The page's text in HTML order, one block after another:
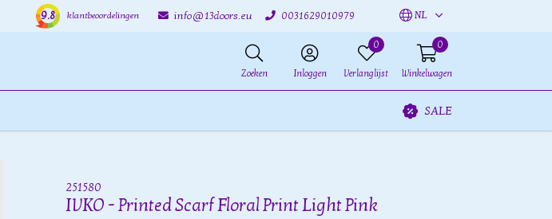
9.8 klantbeoordelingen info@13doors.eu 0031629010979 NL
Zoeken Inloggen
0
Verlanglijst
0
Winkelwagen
SALE
251580
IVKO - Printed Scarf Floral Print Light Pink